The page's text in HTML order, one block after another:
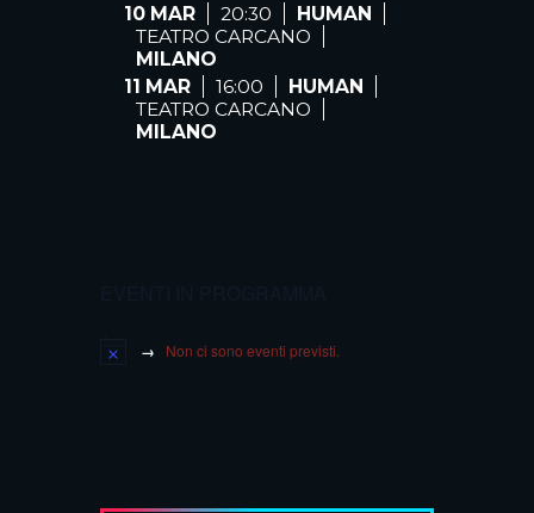
10 MAR
20:30
HUMAN
TEATRO CARCANO
MILANO
11 MAR
16:00
HUMAN
TEATRO CARCANO
MILANO
Non ci sono eventi previsti.